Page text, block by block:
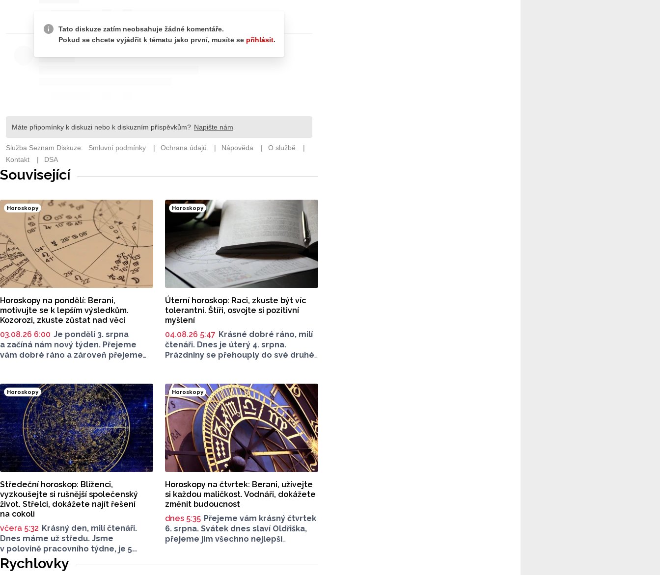
Související
Horoskopy
Horoskopy na pondělí: Berani,
motivujte se k lepším výsledkům.
Kozorozi, zkuste zůstat nad věcí
03.08.26 6:00 Je pondělí 3. srpna
a začíná nám nový týden. Přejeme
vám dobré ráno a zároveň přejeme
a zjistěte, co vás čeká a nemine.
Horoskopy
Úterní horoskop: Raci, zkuste být víc
tolerantní. Štíři, osvojte si pozitivní
myšlení
04.08.26 5:47 Krásné dobré ráno, milí
čtenáři. Dnes je úterý 4. srpna.
Prázdniny se přehouply do své druhé
slaví všechny Dominiky a Dominikové,
i my přejeme všechno nejlepší.
Podívejte se na dnešní horoskop.
Horoskopy
Středeční horoskop: Blíženci,
vyzkoušejte si rušnější společenský
život. Střelci, dokážete najít řešení
na cokoli
včera 5:32 Krásný den, milí čtenáři.
Dnes máme už středu. Jsme
v polovině pracovního týdne, je 5.
srpna. Svoje jméno oslavují všichni
Kristiánové. Olomoucký Report pro
Horoskopy
Horoskopy na čtvrtek: Berani, užívejte
si každou maličkost. Vodnáři, dokážete
změnit budoucnost
dnes 5:35 Přejeme vám krásný čtvrtek
6. srpna. Svátek dnes slaví Oldřiška,
přejeme jim všechno nejlepší
Rychlovky